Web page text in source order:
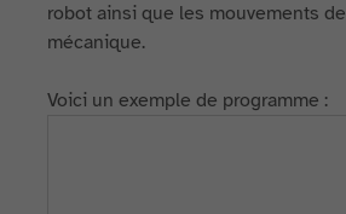
robot ainsi que les mouvements
mécanique.
Voici un exemple de programme :